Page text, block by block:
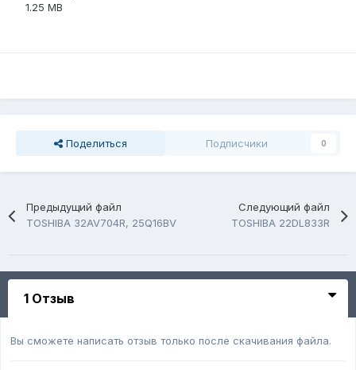
1.25 MB
Поделиться Подписчики 0
Предыдущий файл
TOSHIBA 32AV704R, 25Q16BV
Следующий файл
TOSHIBA 22DL833R
1 Отзыв
Вы сможете написать отзыв только после скачивания файла.